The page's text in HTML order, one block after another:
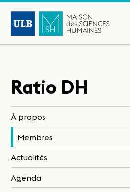
Ratio DH
À propos
Membres
Actualités
Agenda